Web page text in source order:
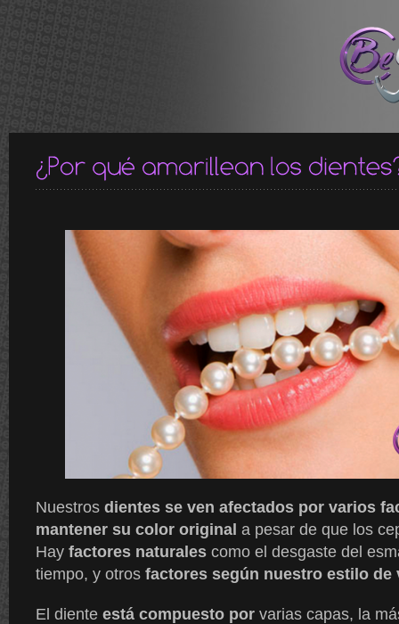
Nuestros dientes se ven afectados por varios
mantener su color original a pesar de que los
Hay factores naturales como el desgaste del
tiempo, y otros factores según nuestro estilo de
El diente está compuesto por varias capas, la